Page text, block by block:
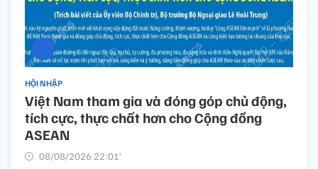
HỘI NHẬP
Việt Nam tham gia và đóng góp chủ động,
tích cực, thực chất hơn cho Cộng đồng
ASEAN
08/08/2026 22:01’